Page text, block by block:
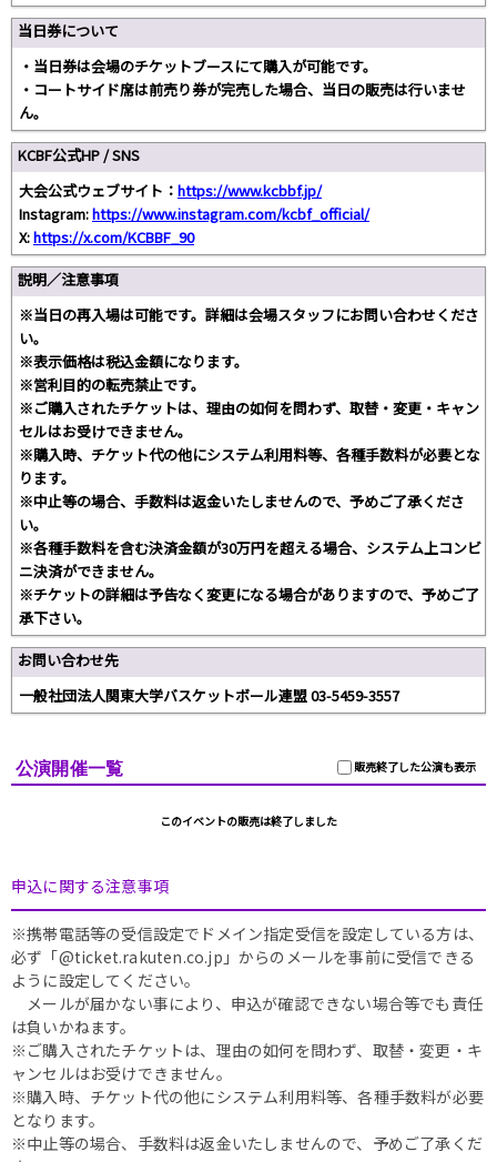
当日券について
・当日券は会場のチケットブースにて購入が可能です。
・コートサイド席は前売り券が完売した場合、当日の販売は行いませ
ん。
KCBF公式HP / SNS
大会公式ウェブサイト： https://www.kcbbf.jp/
Instagram:https://www.instagram.com/kcbf_official/
X:https://x.com/KCBBF_90
説明／注意事項
※当日の再入場は可能です。詳細は会場スタッフにお問い合わせくださ
い。
※表示価格は税込金額になります。
※営利目的の転売禁止です。
※ご購入されたチケットは、理由の如何を問わず、取替・変更・キャン
セルはお受けできません。
※購入時、チケット代の他にシステム利用料等、各種手数料が必要とな
ります。
※中止等の場合、手数料は返金いたしませんので、予めご了承くださ
い。
※各種手数料を含む決済金額が30万円を超える場合、システム上コンビ
ニ決済ができません。
※チケットの詳細は予告なく変更になる場合がありますので、予めご了
承下さい。
お問い合わせ先
一般社団法人関東大学バスケットボール連盟 03-5459-3557
販売終了した公演も表示
公演開催一覧
このイベントの販売は終了しました
申込に関する注意事項
※携帯電話等の受信設定でドメイン指定受信を設定している方は、
必ず「@ticket.rakuten.co.jp」からのメールを事前に受信できる
ように設定してください。
メールが届かない事により、申込が確認できない場合等でも責任
は負いかねます。
※ご購入されたチケットは、理由の如何を問わず、取替・変更・キ
ャンセルはお受けできません。
※購入時、チケット代の他にシステム利用料等、各種手数料が必要
となります。
※中止等の場合、手数料は返金いたしませんので、予めご了承くだ